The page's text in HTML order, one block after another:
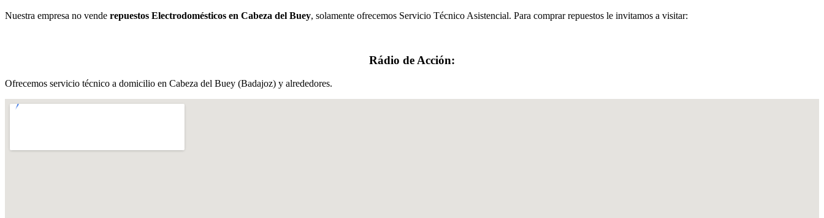
Nuestra empresa no vende repuestos Electrodomésticos en Cabeza del Buey, solamente ofrecemos Servicio Técnico Asistencial. Para comprar repuestos le invitamos a visitar:
Rádio de Acción:
Ofrecemos servicio técnico a domicilio en Cabeza del Buey (Badajoz) y alrededores.